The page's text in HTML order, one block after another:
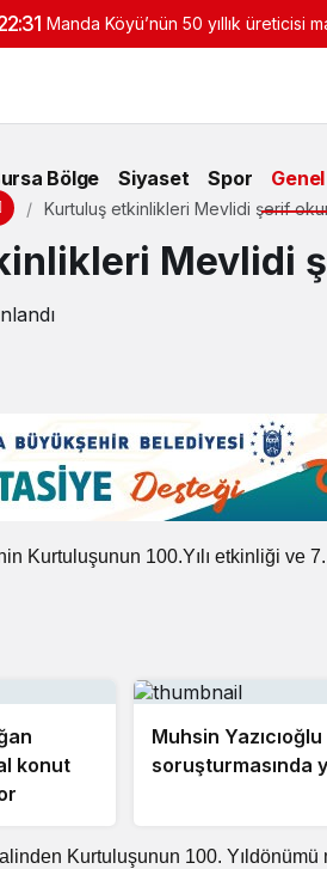
Manda Köyü’nün 50 yıllık üreticisi
Bölge Siyaset Spor Genel
Kurtuluş etkinlikleri Mevlidi şerif
Mevlidi
Kurtuluşunun 100.Yılı etkinliği ve
konut
Muhsin Yazıcıoğlu
soruşturmasında
Kurtuluşunun 100.